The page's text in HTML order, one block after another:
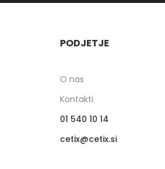
PODJETJE
O nas
Kontakti
01 540 10 14
cetix
cetix.si